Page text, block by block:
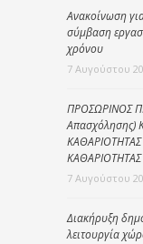
Ανακοίνωση
σύμβαση
χρόνου
7 Αυγούστου
ΠΡΟΣΩΡΙΝΟΣ
Απασχόλησης)
7 Αυγούστου
Διακήρυξη
λειτουργία